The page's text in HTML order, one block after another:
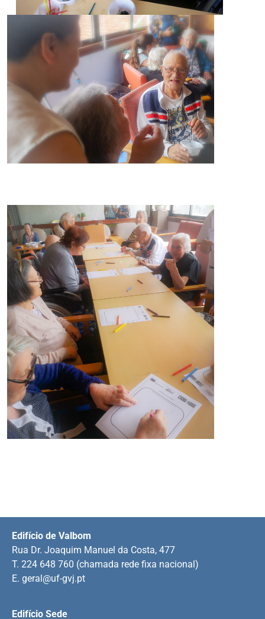
Edifício Sede
Edifício de Valbom
Rua Dr. Joaquim Manuel da Costa, 477
T. 224 648 760 (chamada rede fixa nacional)
E. geral@uf-gvj.pt